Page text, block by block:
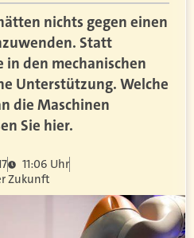
nichts gegen einen
Statt
in den mechanischen
Unterstützung. Welche
die Maschinen
Sie hier.
11:06 Uhr
Zukunft